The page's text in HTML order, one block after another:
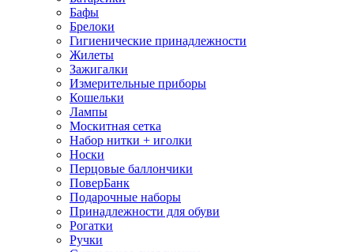
Бафы
Брелоки
Гигиенические принадлежности
Жилеты
Зажигалки
Измерительные приборы
Кошельки
Лампы
Москитная сетка
Набор нитки + иголки
Носки
Перцовые баллончики
ПоверБанк
Подарочные наборы
Принадлежности для обуви
Рогатки
Ручки